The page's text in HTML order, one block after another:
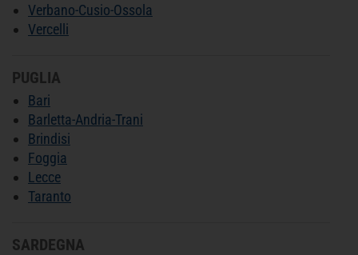
Verbano-Cusio-Ossola
Vercelli
PUGLIA
Bari
Barletta-Andria-Trani
Brindisi
Foggia
Lecce
Taranto
SARDEGNA